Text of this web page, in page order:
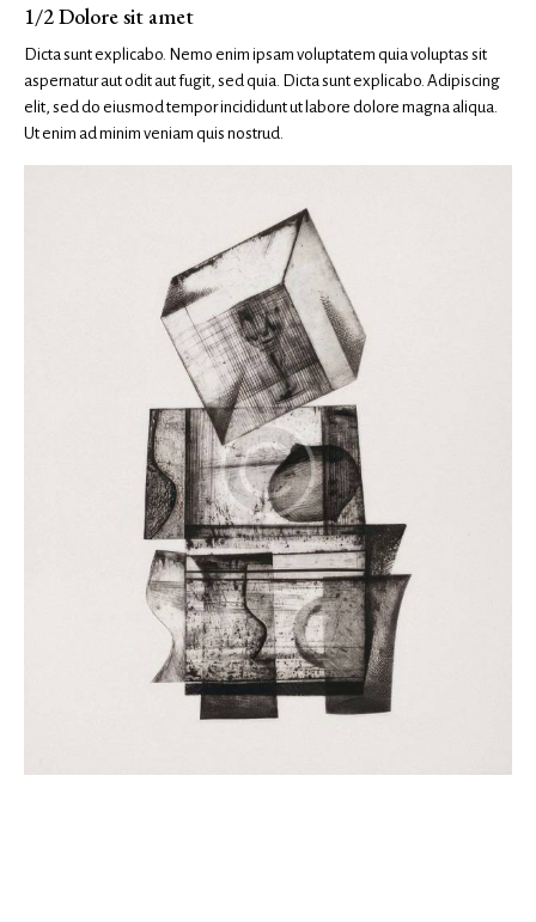
1/2 Dolore sit amet
Dicta sunt explicabo. Nemo enim ipsam voluptatem quia voluptas sit
aspernatur aut odit aut fugit, sed quia. Dicta sunt explicabo. Adipiscing
elit, sed do eiusmod tempor incididunt ut labore dolore magna aliqua.
Ut enim ad minim veniam quis nostrud.